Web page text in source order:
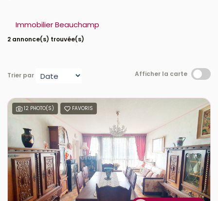
Immobilier Beauchamp
2 annonce(s) trouvée(s)
Trier par Afficher la carte
12 PHOTO(S) FAVORIS